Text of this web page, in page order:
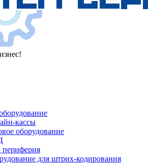
кассы
оборудование
периферия
для штрих-кодирования